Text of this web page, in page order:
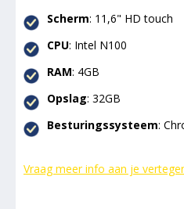
Scherm: 11,6" HD touch
CPU: Intel N100
RAM: 4GB
Opslag: 32GB
Besturingssysteem:
Vraag meer info aan je